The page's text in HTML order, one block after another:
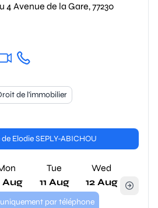
Avenue de la Gare, 77230
de l'immobilier
Elodie SEPLY-ABICHOU
Aug
Tue
11 Aug
Wed
12 Aug
par téléphone